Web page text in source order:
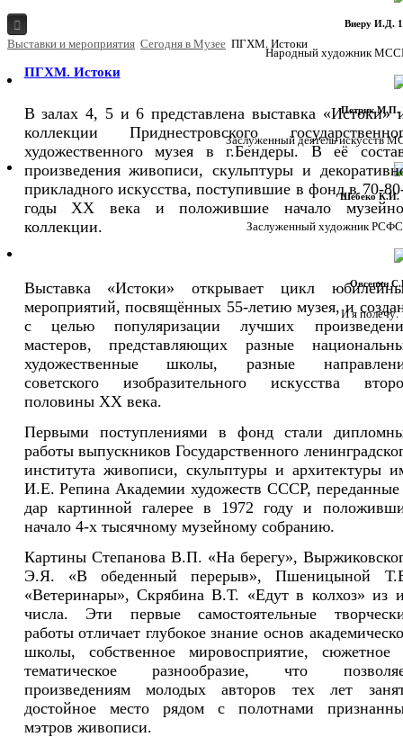
Виеру И.Д.
Народный художник
Петрик М.П.
Заслуженный деятель искусств
Шебеко К.И.
Заслуженный художник
Овсепян
И я полечу.
Главная
Музей и зритель
Музейные фонды
Приднестровье - живописный край
ОТКРЫТЫЙ МУЗЕЙ
ИСТОРИЯ ОДНОЙ КАРТИНЫ
СМИ о Музее
Выставки и мероприятия Сегодня в Музее ПГХМ. Истоки
ПГХМ. Истоки
В залах 4, 5 и 6 представлена выставка «Истоки»
коллекции Приднестровского
художественного музея в г.Бендеры. В её
произведения живописи, скульптуры и
прикладного искусства, поступившие в фонд в 70-
годы ХХ века и положившие начало
коллекции.
Выставка «Истоки» открывает цикл
мероприятий, посвящённых 55-летию музея, и
с целью популяризации лучших
мастеров, представляющих разные
художественные школы, разные
советского изобразительного искусства
половины ХХ века.
Первыми поступлениями в фонд стали
работы выпускников Государственного
института живописи, скульптуры и архитектуры
И.Е. Репина Академии художеств СССР, переданные
дар картинной галерее в 1972 году и
начало 4-х тысячному музейному собранию.
Картины Степанова В.П. «На берегу»,
Э.Я. «В обеденный перерыв», Пшеницыной
«Ветеринары», Скрябина В.Т. «Едут в колхоз» из
числа. Эти первые самостоятельные
работы отличает глубокое знание основ
школы, собственное мировосприятие, сюжетное
тематическое разнообразие, что
произведениям молодых авторов тех лет
достойное место рядом с полотнами
мэтров живописи.